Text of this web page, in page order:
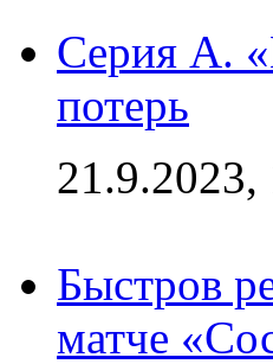
Серия А.
потерь
21.9.2023,
Быстров
матче